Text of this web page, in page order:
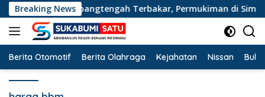
Langsung
ke
konten
Breaking News
Jampangtengah Terbakar, Permukiman di Simpenan
Berita Otomotif Berita Olahraga Kejahatan Nissan